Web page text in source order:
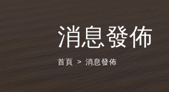
消息發佈
首頁 消息發佈